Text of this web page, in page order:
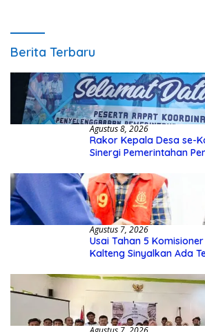
Berita Terbaru
Agustus 8, 2026
Rakor Kepala Desa se-
Sinergi Pemerintahan
Agustus 7, 2026
Usai Tahan 5
Kalteng Sinyalkan Ada